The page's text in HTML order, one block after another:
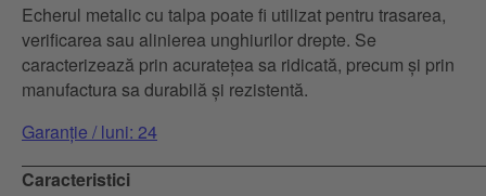
Echerul metalic cu talpa poate fi utilizat pentru trasarea,
verificarea sau alinierea unghiurilor drepte. Se
caracterizează prin acuratețea sa ridicată, precum și prin
manufactura sa durabilă și rezistentă.
Garanție / luni: 24
Caracteristici